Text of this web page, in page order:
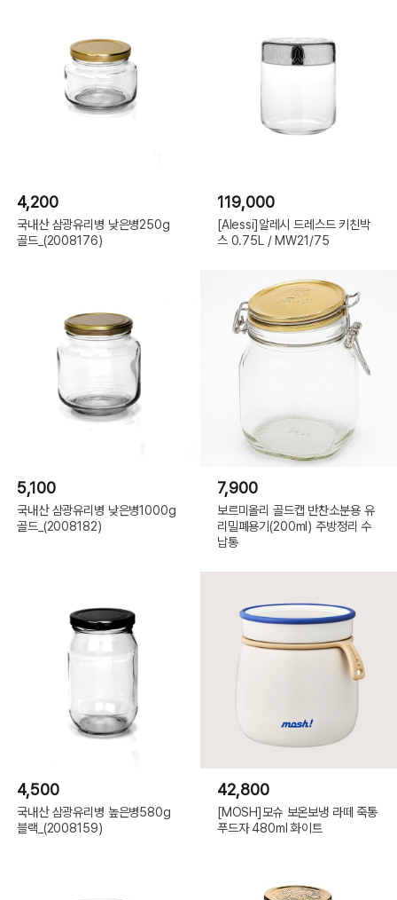
4,200
국내산 삼광유리병 낮은병250g
골드_(2008176)
119,000
[Alessi]알레시 드레스드 키친박
스 0.75L / MW21/75
5,100
국내산 삼광유리병 낮은병1000g
골드_(2008182)
7,900
보르미올리 골드캡 반찬소분용 유
리밀폐용기(200ml) 주방정리 수
납통
4,500
국내산 삼광유리병 높은병580g
블랙_(2008159)
42,800
[MOSH]모슈 보온보냉 라떼 죽통
푸드자 480ml 화이트